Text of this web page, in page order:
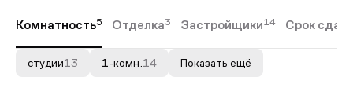
Комнатность5 Отделка3 Застройщики14 Срок
студии13 1-комн. 14 Показать ещё